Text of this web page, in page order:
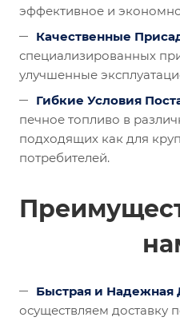
эффективное и
Качественные
специализированных
улучшенные
Гибкие Условия
печное топливо в
подходящих как для
потребителей.
Быстрая и Надежная
осуществляем доставку